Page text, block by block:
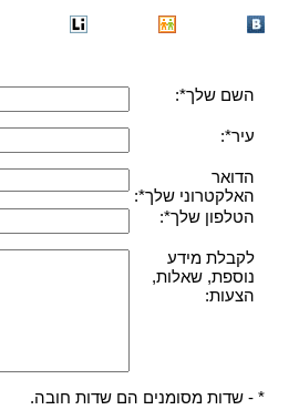
השם שלך*:
עיר*:
הדואר
האלקטרוני שלך*:
הטלפון שלך*:
לקבלת מידע
נוספת, שאלות,
הצעות:
* - שדות מסומנים הם שדות חובה.